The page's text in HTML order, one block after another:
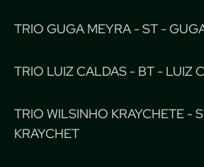
TRIO GUGA MEYRA - ST -
TRIO LUIZ CALDAS - BT - LUIZ
TRIO WILSINHO KRAYCHETE -
KRAYCHET